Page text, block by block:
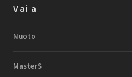
Vai a
Nuoto
MasterS